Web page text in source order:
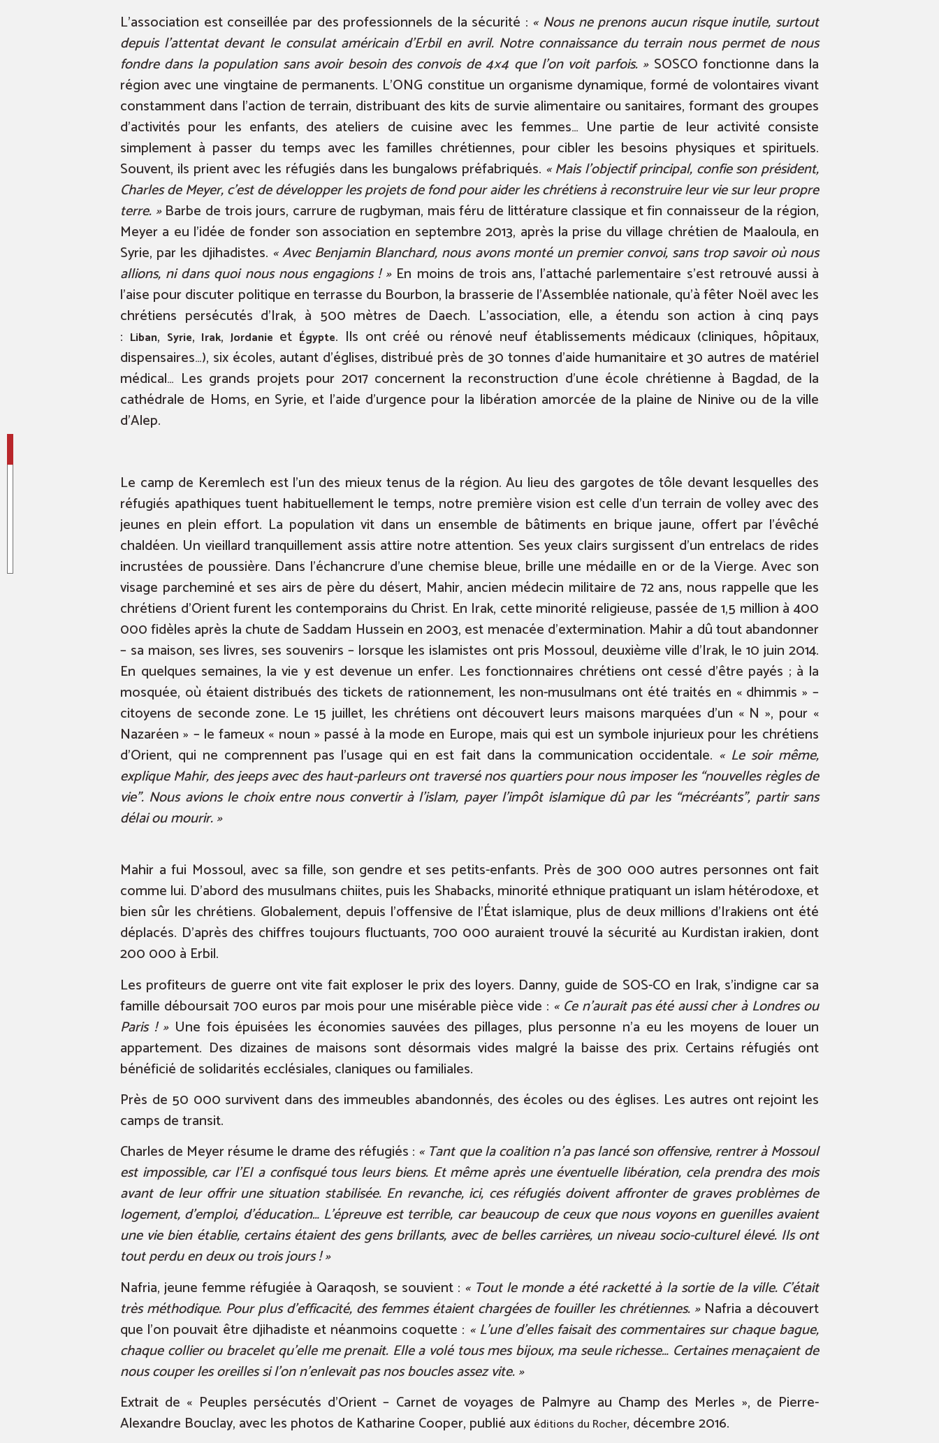
L’association est conseillée par des professionnels de la sécurité : « Nous ne prenons aucun risque inutile, surtout
depuis l’attentat devant le consulat américain d’Erbil en avril. Notre connaissance du terrain nous permet de nous
fondre dans la population sans avoir besoin des convois de 4×4 que l’on voit parfois. »SOSCO fonctionne dans la
région avec une vingtaine de permanents. L’ONG constitue un organisme dynamique, formé de volontaires vivant
constamment dans l’action de terrain, distribuant des kits de survie alimentaire ou sanitaires, formant des groupes
d’activités pour les enfants, des ateliers de cuisine avec les femmes… Une partie de leur activité consiste
simplement à passer du temps avec les familles chrétiennes, pour cibler les besoins physiques et spirituels.
Souvent, ils prient avec les réfugiés dans les bungalows préfabriqués. « Mais l’objectif principal, confie son président,
Charles de Meyer, c’est de développer les projets de fond pour aider les chrétiens à reconstruire leur vie sur leur propre
terre. »Barbe de trois jours, carrure de rugbyman, mais féru de littérature classique et fin connaisseur de la région,
Meyer a eu l’idée de fonder son association en septembre 2013, après la prise du village chrétien de Maaloula, en
Syrie, par les djihadistes. « Avec Benjamin Blanchard, nous avons monté un premier convoi, sans trop savoir où nous
allions, ni dans quoi nous nous engagions ! »En moins de trois ans, l’attaché parlementaire s’est retrouvé aussi à
l’aise pour discuter politique en terrasse du Bourbon, la brasserie de l’Assemblée nationale, qu’à fêter Noël avec les
chrétiens persécutés d’Irak, à 500 mètres de Daech. L’association, elle, a étendu son action à cinq pays
: Liban, Syrie, Irak,Jordanie et Égypte. Ils ont créé ou rénové neuf établissements médicaux (cliniques, hôpitaux,
dispensaires…), six écoles, autant d’églises, distribué près de 30 tonnes d’aide humanitaire et 30 autres de matériel
médical… Les grands projets pour 2017 concernent la reconstruction d’une école chrétienne à Bagdad, de la
cathédrale de Homs, en Syrie, et l’aide d’urgence pour la libération amorcée de la plaine de Ninive ou de la ville
d’Alep.
Le camp de Keremlech est l’un des mieux tenus de la région. Au lieu des gargotes de tôle devant lesquelles des
réfugiés apathiques tuent habituellement le temps, notre première vision est celle d’un terrain de volley avec des
jeunes en plein effort. La population vit dans un ensemble de bâtiments en brique jaune, offert par l’évêché
chaldéen. Un vieillard tranquillement assis attire notre attention. Ses yeux clairs surgissent d’un entrelacs de rides
incrustées de poussière. Dans l’échancrure d’une chemise bleue, brille une médaille en or de la Vierge. Avec son
visage parcheminé et ses airs de père du désert, Mahir, ancien médecin militaire de 72 ans, nous rappelle que les
chrétiens d’Orient furent les contemporains du Christ. En Irak, cette minorité religieuse, passée de 1,5 million à 400
000 fidèles après la chute de Saddam Hussein en 2003, est menacée d’extermination. Mahir a dû tout abandonner
– sa maison, ses livres, ses souvenirs – lorsque les islamistes ont pris Mossoul, deuxième ville d’Irak, le 10 juin 2014.
En quelques semaines, la vie y est devenue un enfer. Les fonctionnaires chrétiens ont cessé d’être payés ; à la
mosquée, où étaient distribués des tickets de rationnement, les non-musulmans ont été traités en « dhimmis » –
citoyens de seconde zone. Le 15 juillet, les chrétiens ont découvert leurs maisons marquées d’un « N », pour «
Nazaréen » – le fameux « noun » passé à la mode en Europe, mais qui est un symbole injurieux pour les chrétiens
d’Orient, qui ne comprennent pas l’usage qui en est fait dans la communication occidentale. « Le soir même,
explique Mahir, des jeeps avec des haut-parleurs ont traversé nos quartiers pour nous imposer les “nouvelles règles de
vie”. Nous avions le choix entre nous convertir à l’islam, payer l’impôt islamique dû par les “mécréants”, partir sans
délai ou mourir. »
Mahir a fui Mossoul, avec sa fille, son gendre et ses petits-enfants. Près de 300 000 autres personnes ont fait
comme lui. D’abord des musulmans chiites, puis les Shabacks, minorité ethnique pratiquant un islam hétérodoxe, et
bien sûr les chrétiens. Globalement, depuis l’offensive de l’État islamique, plus de deux millions d’Irakiens ont été
déplacés. D’après des chiffres toujours fluctuants, 700 000 auraient trouvé la sécurité au Kurdistan irakien, dont
200 000 à Erbil.
Les profiteurs de guerre ont vite fait exploser le prix des loyers. Danny, guide de SOS-CO en Irak, s’indigne car sa
famille déboursait 700 euros par mois pour une misérable pièce vide : « Ce n’aurait pas été aussi cher à Londres ou
Paris ! »Une fois épuisées les économies sauvées des pillages, plus personne n’a eu les moyens de louer un
appartement. Des dizaines de maisons sont désormais vides malgré la baisse des prix. Certains réfugiés ont
bénéficié de solidarités ecclésiales, claniques ou familiales.
Près de 50 000 survivent dans des immeubles abandonnés, des écoles ou des églises. Les autres ont rejoint les
camps de transit.
Charles de Meyer résume le drame des réfugiés : « Tant que la coalition n’a pas lancé son offensive, rentrer à Mossoul
est impossible, car l’EI a confisqué tous leurs biens. Et même après une éventuelle libération, cela prendra des mois
avant de leur offrir une situation stabilisée. En revanche, ici, ces réfugiés doivent affronter de graves problèmes de
logement, d’emploi, d’éducation… L’épreuve est terrible, car beaucoup de ceux que nous voyons en guenilles avaient
une vie bien établie, certains étaient des gens brillants, avec de belles carrières, un niveau socio-culturel élevé. Ils ont
tout perdu en deux ou trois jours ! »
Nafria, jeune femme réfugiée à Qaraqosh, se souvient : « Tout le monde a été racketté à la sortie de la ville. C’était
très méthodique. Pour plus d’efficacité, des femmes étaient chargées de fouiller les chrétiennes. »Nafria a découvert
que l’on pouvait être djihadiste et néanmoins coquette : « L’une d’elles faisait des commentaires sur chaque bague,
chaque collier ou bracelet qu’elle me prenait. Elle a volé tous mes bijoux, ma seule richesse… Certaines menaçaient de
nous couper les oreilles si l’on n’enlevait pas nos boucles assez vite. »
Extrait de « Peuples persécutés d’Orient – Carnet de voyages de Palmyre au Champ des Merles », de Pierre-
Alexandre Bouclay, avec les photos de Katharine Cooper, publié aux éditions du Rocher, décembre 2016.